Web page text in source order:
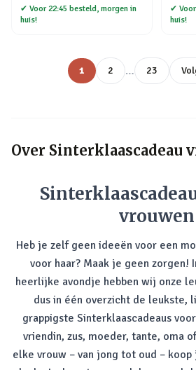
✔ Voor 22:45 besteld, morgen in
huis!
✔
huis!
1 2 … 23
Over Sinterklaascadeau
vrouwen
Heb je zelf geen ideeën voor een
voor haar? Maak je geen zorgen!
heerlijke avondje hebben wij onze
dus in één overzicht de leukste,
grappigste Sinterklaascadeaus
vriendin, zus, moeder, tante, oma
elke vrouw – van jong tot oud – koop